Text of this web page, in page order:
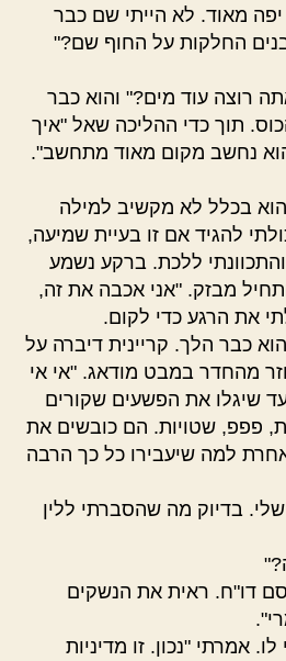
מאוד. לא הייתי שם כבר
החלקות על החוף שם?"
רוצה עוד מים?" והוא כבר
תוך כדי ההליכה שאל "איך
נחשב מקום מאוד מתחשב".
בכלל לא מקשיב למילה
להגיד אם זו בעיית שמיעה,
והתכוונתי ללכת. ברקע נשמע
מבזק. "אני אכבה את זה,
את הרגע כדי לקום.
כבר הלך. קריינית דיברה על
מהחדר במבט מודאג. "אי אי
עד שיגלו את הפשעים שקורים
פפפ, שטויות. הם כובשים את
למה שיעבירו כל כך הרבה
בדיוק מה שהסברתי ללין
דו"ח. ראית את הנשקים
אמרתי "נכון. זו מדיניות